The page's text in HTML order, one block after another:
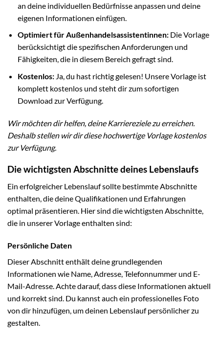
an deine individuellen Bedürfnisse anpassen und deine
eigenen Informationen einfügen.
Optimiert für Außenhandelsassistentinnen:Die Vorlage
berücksichtigt die spezifischen Anforderungen und
Fähigkeiten, die in diesem Bereich gefragt sind.
Kostenlos:Ja, du hast richtig gelesen! Unsere Vorlage ist
komplett kostenlos und steht dir zum sofortigen
Download zur Verfügung.
Wir möchten dir helfen, deine Karriereziele zu erreichen.
Deshalb stellen wir dir diese hochwertige Vorlage kostenlos
zur Verfügung.
Die wichtigsten Abschnitte deines Lebenslaufs
Ein erfolgreicher Lebenslauf sollte bestimmte Abschnitte
enthalten, die deine Qualifikationen und Erfahrungen
optimal präsentieren. Hier sind die wichtigsten Abschnitte,
die in unserer Vorlage enthalten sind:
Persönliche Daten
Dieser Abschnitt enthält deine grundlegenden
Informationen wie Name, Adresse, Telefonnummer und E-
Mail-Adresse. Achte darauf, dass diese Informationen aktuell
und korrekt sind. Du kannst auch ein professionelles Foto
von dir hinzufügen, um deinen Lebenslauf persönlicher zu
gestalten.